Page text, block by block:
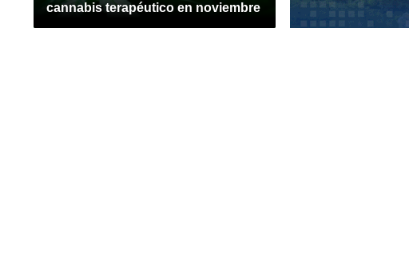
cannabis terapéutico en noviembre